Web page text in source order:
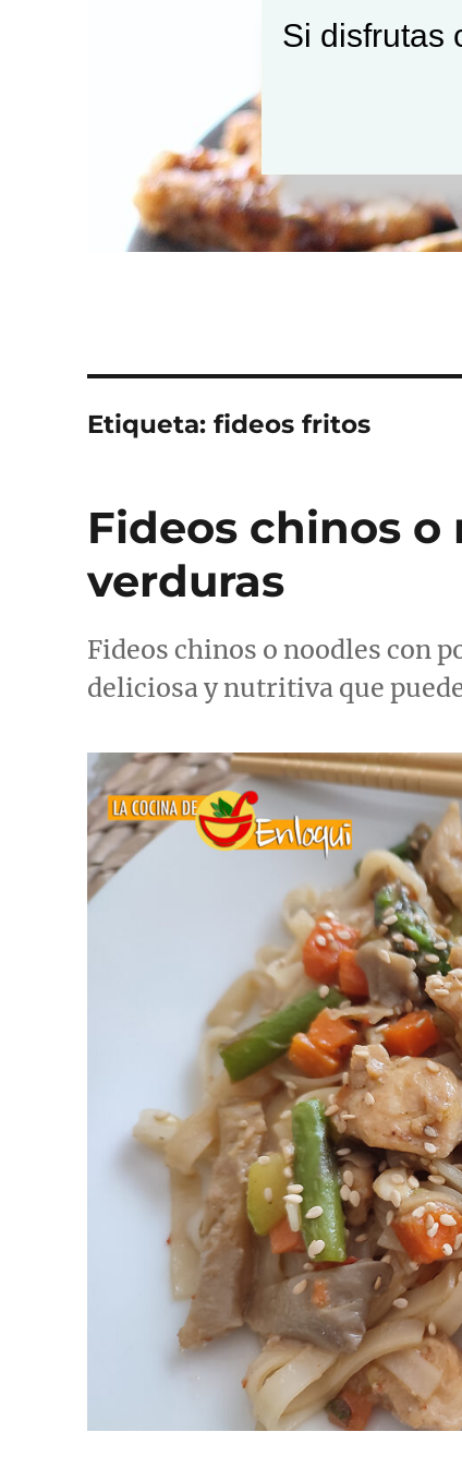
Etiqueta:fideos fritos
Fideos chinos
verduras
Fideos chinos o noodles con
deliciosa y nutritiva que
Si disfrutas